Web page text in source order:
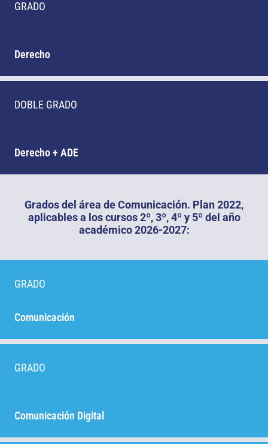
GRADO
Derecho
DOBLE GRADO
Derecho + ADE
Grados del área de Comunicación. Plan 2022,
aplicables a los cursos 2º, 3º, 4º y 5º del año
académico 2026-2027:
GRADO
Comunicación
GRADO
Comunicación Digital